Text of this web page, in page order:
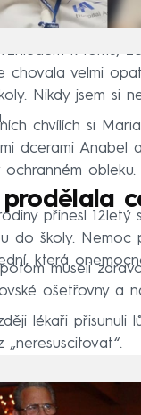
k tomu,
chovala velmi
Nikdy jsem si
chvílích si
dcerami Anabel
obleku.
prodělala
přinesl
do školy. Nemoc
která
museli
ošetřovny a
lékaři přisunuli